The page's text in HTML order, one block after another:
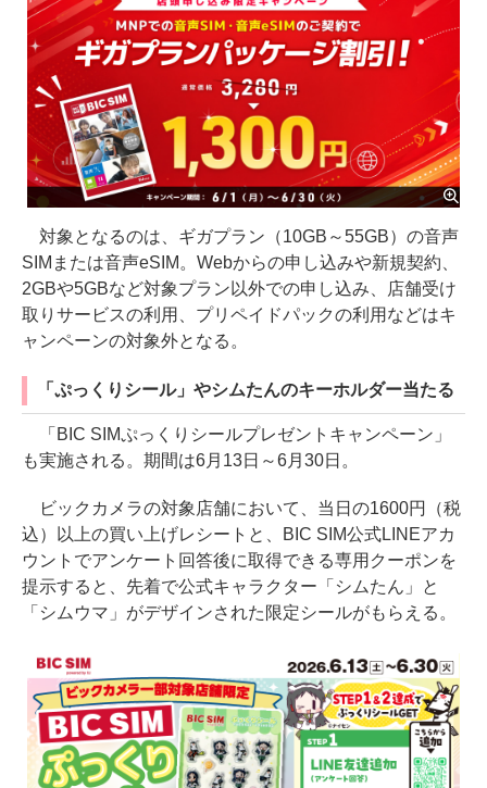
対象となるのは、ギガプラン（10GB～55GB）の音声
SIMまたは音声eSIM。Webからの申し込みや新規契約、
2GBや5GBなど対象プラン以外での申し込み、店舗受け
取りサービスの利用、プリペイドパックの利用などはキ
ャンペーンの対象外となる。
「ぷっくりシール」やシムたんのキーホルダー当たる
「BIC SIMぷっくりシールプレゼントキャンペーン」
も実施される。期間は6月13日～6月30日。
ビックカメラの対象店舗において、当日の1600円（税
込）以上の買い上げレシートと、BIC SIM公式LINEアカ
ウントでアンケート回答後に取得できる専用クーポンを
提示すると、先着で公式キャラクター「シムたん」と
「シムウマ」がデザインされた限定シールがもらえる。